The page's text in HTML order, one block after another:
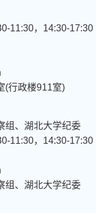
11:30，14:30-17:30
(行政楼911室)
组、湖北大学纪委
11:30，14:30-17:30
组、湖北大学纪委